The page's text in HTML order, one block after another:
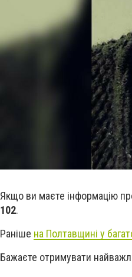
Якщо ви маєте інформацію
102.
Раніше на Полтавщині у
Бажаєте отримувати